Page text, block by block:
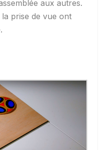
aux autres.
prise de vue ont